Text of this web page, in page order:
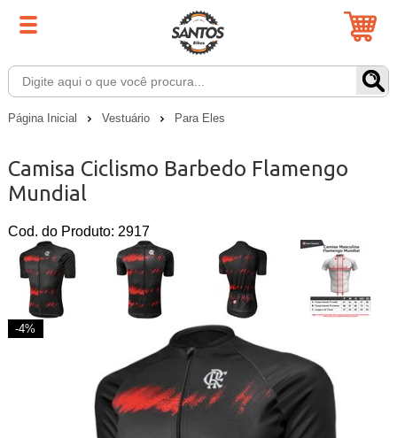
Página Inicial Vestuário Para Eles
Camisa Ciclismo Barbedo Flamengo
Mundial
Cod. do Produto: 2917
-4%